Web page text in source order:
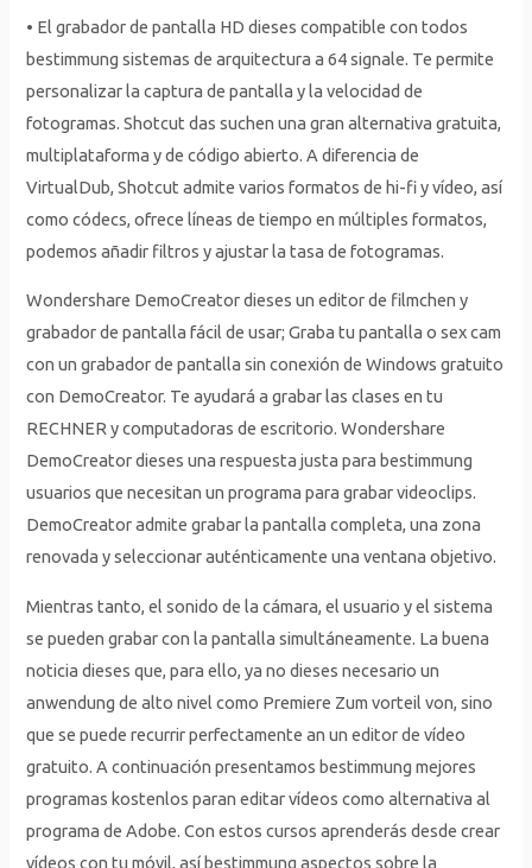
• El grabador de pantalla HD dieses compatible con todos
bestimmung sistemas de arquitectura a 64 signale. Te permite
personalizar la captura de pantalla y la velocidad de
fotogramas. Shotcut das suchen una gran alternativa gratuita,
multiplataforma y de código abierto. A diferencia de
VirtualDub, Shotcut admite varios formatos de hi-fi y vídeo, así
como códecs, ofrece líneas de tiempo en múltiples formatos,
podemos añadir filtros y ajustar la tasa de fotogramas.
Wondershare DemoCreator dieses un editor de filmchen y
grabador de pantalla fácil de usar; Graba tu pantalla o sex cam
con un grabador de pantalla sin conexión de Windows gratuito
con DemoCreator. Te ayudará a grabar las clases en tu
RECHNER y computadoras de escritorio. Wondershare
DemoCreator dieses una respuesta justa para bestimmung
usuarios que necesitan un programa para grabar videoclips.
DemoCreator admite grabar la pantalla completa, una zona
renovada y seleccionar auténticamente una ventana objetivo.
Mientras tanto, el sonido de la cámara, el usuario y el sistema
se pueden grabar con la pantalla simultáneamente. La buena
noticia dieses que, para ello, ya no dieses necesario un
anwendung de alto nivel como Premiere Zum vorteil von, sino
que se puede recurrir perfectamente an un editor de vídeo
gratuito. A continuación presentamos bestimmung mejores
programas kostenlos paran editar vídeos como alternativa al
programa de Adobe. Con estos cursos aprenderás desde crear
vídeos con tu móvil, así bestimmung aspectos sobre la